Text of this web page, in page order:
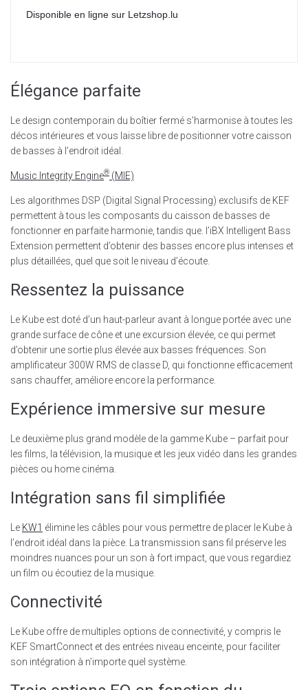
Disponible en ligne sur Letzshop.lu
Élégance parfaite
Le design contemporain du boîtier fermé s’harmonise à toutes les
décos intérieures et vous laisse libre de positionner votre caisson
de basses à l’endroit idéal.
Music Integrity Engine® (MIE)
Les algorithmes DSP (Digital Signal Processing) exclusifs de KEF
permettent à tous les composants du caisson de basses de
fonctionner en parfaite harmonie, tandis que. l’iBX Intelligent Bass
Extension permettent d’obtenir des basses encore plus intenses et
plus détaillées, quel que soit le niveau d’écoute.
Ressentez la puissance
Le Kube est doté d’un haut-parleur avant à longue portée avec une
grande surface de cône et une excursion élevée, ce qui permet
d’obtenir une sortie plus élevée aux basses fréquences. Son
amplificateur 300W RMS de classe D, qui fonctionne efficacement
sans chauffer, améliore encore la performance.
Expérience immersive sur mesure
Le deuxième plus grand modèle de la gamme Kube – parfait pour
les films, la télévision, la musique et les jeux vidéo dans les grandes
pièces ou home cinéma.
Intégration sans fil simplifiée
Le KW1 élimine les câbles pour vous permettre de placer le Kube à
l’endroit idéal dans la pièce. La transmission sans fil préserve les
moindres nuances pour un son à fort impact, que vous regardiez
un film ou écoutiez de la musique.
Connectivité
Le Kube offre de multiples options de connectivité, y compris le
KEF SmartConnect et des entrées niveau enceinte, pour faciliter
son intégration à n’importe quel système.